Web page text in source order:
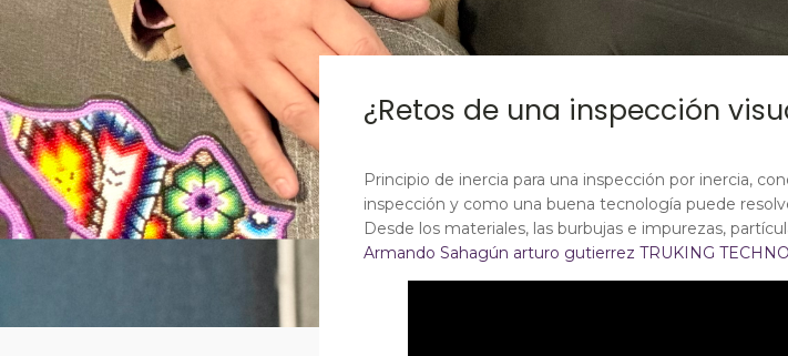
¿Retos de una inspección
Principio de inercia para una inspección por inercia,
inspección y como una buena tecnología puede
Desde los materiales, las burbujas e impurezas,
Armando Sahagún arturo gutierrez TRUKING